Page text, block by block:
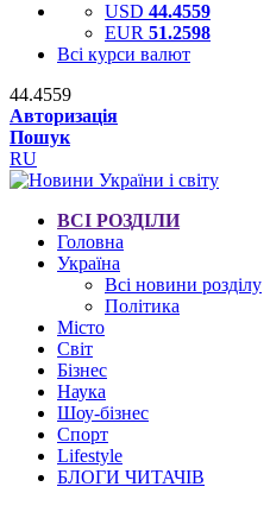
USD 44.4559
EUR 51.2598
Всі курси валют
44.4559
Авторизація
Пошук
RU
ВСІ РОЗДІЛИ
Головна
Україна
Всі новини розділу
Політика
Місто
Світ
Бізнес
Наука
Шоу-бізнес
Спорт
Lifestyle
БЛОГИ ЧИТАЧІВ